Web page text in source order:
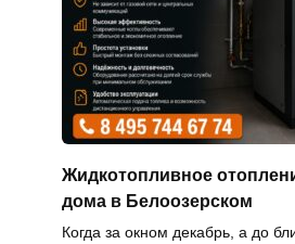
Жидкотопливное
дома в Белоозерском
Когда за окном декабрь, а до